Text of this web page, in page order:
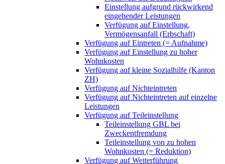
Einstellung aufgrund rückwirkend
eingehender Leistungen
Verfügung auf Einstellung,
Vermögensanfall (Erbschaft)
Verfügung auf Eintreten (= Aufnahme)
Verfügung auf Einstellung zu hoher
Wohnkosten
Verfügung auf kleine Sozialhilfe (Kanton
ZH)
Verfügung auf Nichteintreten
Verfügung auf Nichteintreten auf einzelne
Leistungen
Verfügung auf Teileinstellung
Teileinstellung GBL bei
Zweckentfremdung
Teileinstellung von zu hohen
Wohnkosten (= Reduktion)
Verfügung auf Weiterführung